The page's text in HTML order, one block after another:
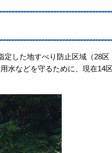
した地すべり防止区域（28区
水などを守るために、現在14